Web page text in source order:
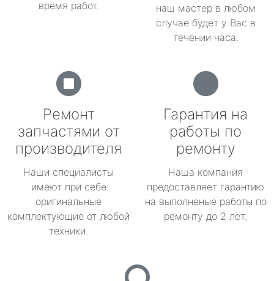
время работ.
наш мастер в любом
случае будет у Вас в
течении часа.
Ремонт
запчастями от
производителя
Наши специалисты
имеют при себе
оригинальные
комплектующие от любой
техники.
Гарантия на
работы по
ремонту
Наша компания
предоставляет гарантию
на выполненые работы по
ремонту до 2 лет.